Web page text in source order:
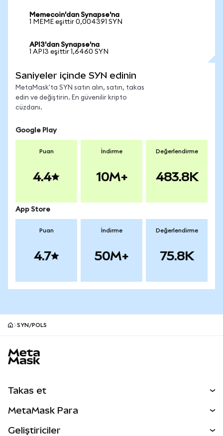
Memecoin'dan Synapse'na
1 MEME eşittir 0,004391 SYN
API3'dan Synapse'na
1 API3 eşittir 1,6460 SYN
Saniyeler içinde SYN edinin
MetaMask'ta SYN satın alın, satın, takas
edin ve değiştirin. En güvenilir kripto
cüzdanı.
Google Play
Puan
4.4
İndirme
10M+
Değerlendirme
483.8K
App Store
Puan
4.7
İndirme
50M+
Değerlendirme
75.8K
SYN/POLS
Takas et
MetaMask Para
Geliştiriciler